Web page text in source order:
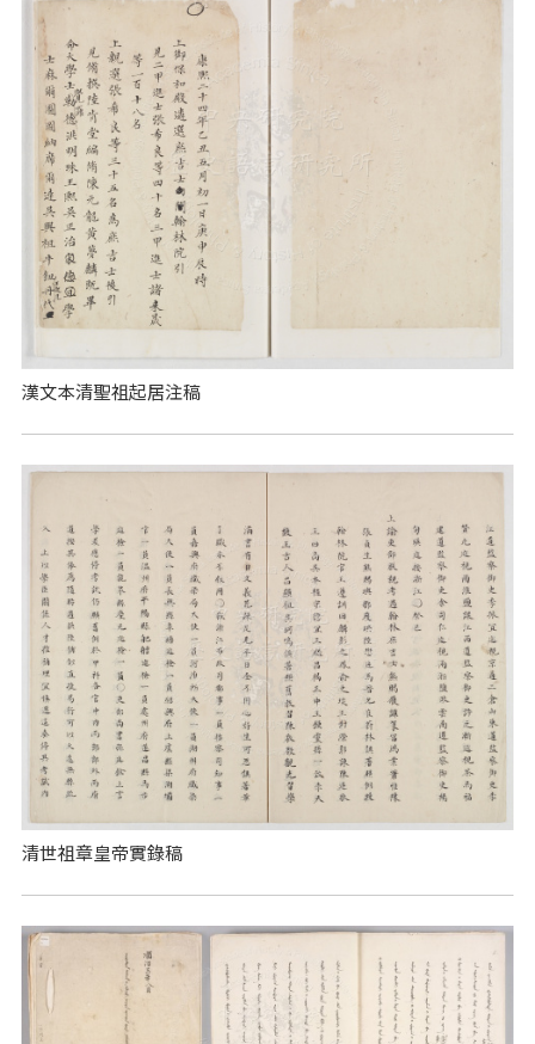
漢文本清聖祖起居注稿
清世祖章皇帝實錄稿